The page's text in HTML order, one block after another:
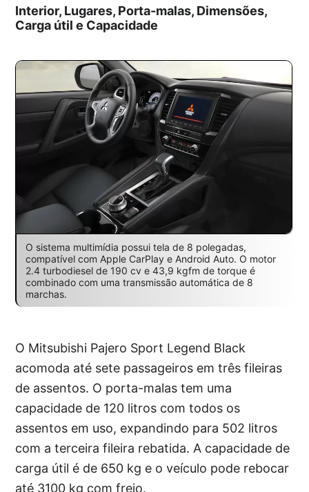
Interior, Lugares, Porta-malas, Dimensões,
Carga útil e Capacidade
O sistema multimídia possui tela de 8 polegadas,
compatível com Apple CarPlay e Android Auto. O motor
2.4 turbodiesel de 190 cv e 43,9 kgfm de torque é
combinado com uma transmissão automática de 8
marchas.
O Mitsubishi Pajero Sport Legend Black
acomoda até sete passageiros em três fileiras
de assentos. O porta-malas tem uma
capacidade de 120 litros com todos os
assentos em uso, expandindo para 502 litros
com a terceira fileira rebatida. A capacidade de
carga útil é de 650 kg e o veículo pode rebocar
até 3100 kg com freio.